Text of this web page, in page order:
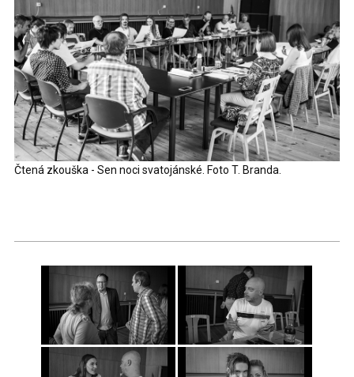
Čtená zkouška - Sen noci svatojánské. Foto T. Branda.